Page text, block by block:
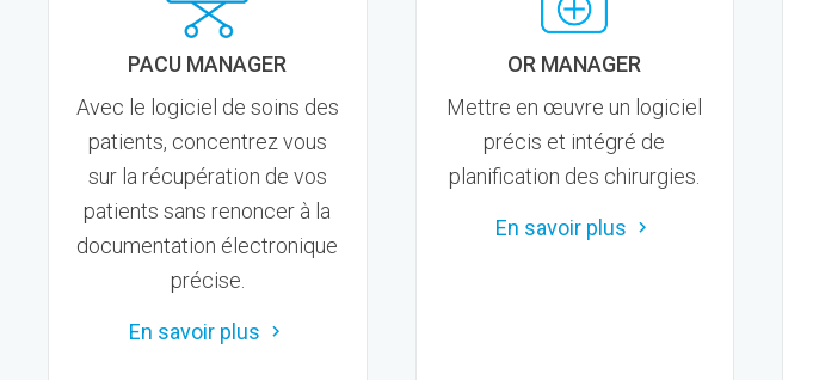
PACU MANAGER
Avec le logiciel de soins des
patients, concentrez vous
sur la récupération de vos
patients sans renoncer à la
documentation électronique
précise.
En savoir plus
OR MANAGER
Mettre en œuvre un logiciel
précis et intégré de
planification des chirurgies.
En savoir plus